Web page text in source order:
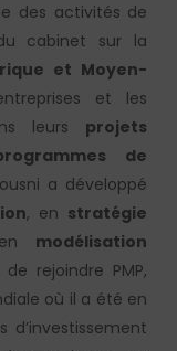
des activités de
cabinet sur la
et Moyen-
et les
leurs projets
de
a développé
, en stratégie
modélisation
rejoindre PMP,
où il a été en
d’investissement